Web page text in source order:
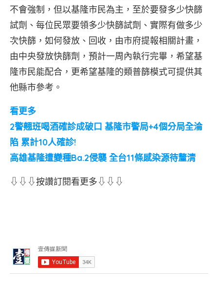
不會強制，但以基隆市民為主，至於要發多少快篩
試劑、每位民眾要領多少快篩試劑、實際有做多少
次快篩，如何發放、回收，由市府提報相關計畫，
由中央發放快篩劑，預計一周內執行完畢，希望基
隆市民能配合，更希望基隆的類普篩模式可提供其
他縣市參考。
看更多
2警翹班喝酒確診成破口 基隆市警局+4個分局全淪
陷 累計10人確診!
高雄基隆遭變種Ba.2侵襲 全台11條感染源待釐清
⇩⇩⇩按讚訂閱看更多⇩⇩⇩